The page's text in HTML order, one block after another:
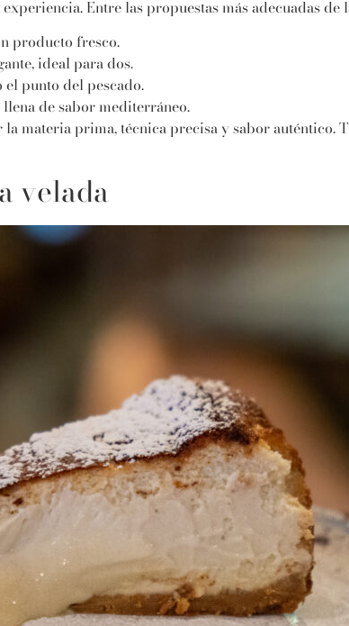
Entre las propuestas más adecuadas de
producto fresco.
ideal para dos.
punto del pescado.
de sabor mediterráneo.
materia prima, técnica precisa y sabor auténtico.
velada